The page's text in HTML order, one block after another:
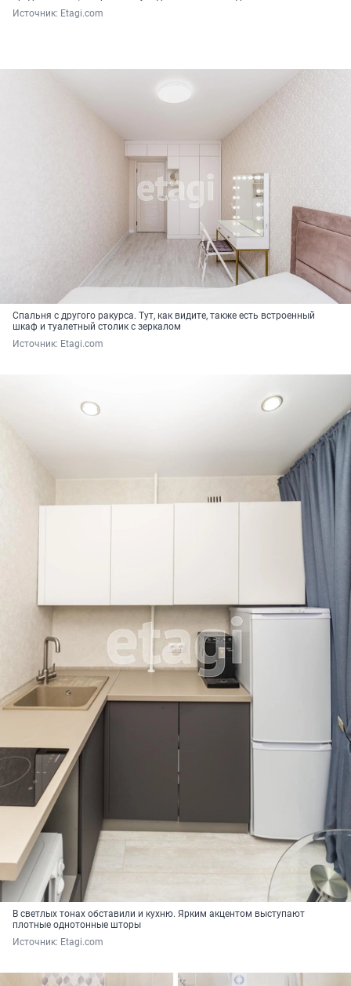
Источник: Etagi.com
Спальня с другого ракурса. Тут, как видите, также есть встроенный
шкаф и туалетный столик с зеркалом
Источник: Etagi.com
В светлых тонах обставили и кухню. Ярким акцентом выступают
плотные однотонные шторы
Источник: Etagi.com